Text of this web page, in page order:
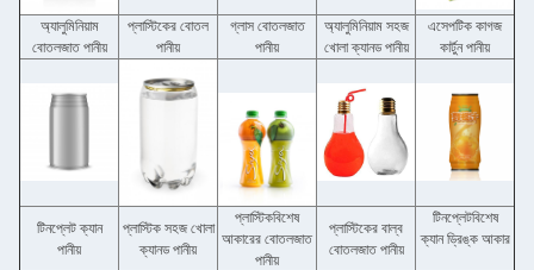
অ্যালুমিনিয়াম
বোতলজাত পানীয়
প্লাস্টিকের বোতল
পানীয়
গ্লাস বোতলজাত
পানীয়
অ্যালুমিনিয়াম সহজ
খোলা ক্যানড পানীয়
এসেপটিক কাগজ
কার্টুন পানীয়
টিনপ্লেট ক্যান
পানীয়
প্লাস্টিক সহজ খোলা
ক্যানড পানীয়
প্লাস্টিকবিশেষ
আকারের বোতলজাত
পানীয়
প্লাস্টিকের বাল্ব
বোতলজাত পানীয়
টিনপ্লেটবিশেষ
ক্যান ড্রিঙ্ক আকার